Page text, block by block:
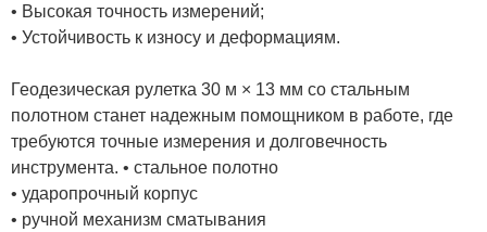
• Высокая точность измерений;
• Устойчивость к износу и деформациям.
Геодезическая рулетка 30 м × 13 мм со стальным
полотном станет надежным помощником в работе, где
требуются точные измерения и долговечность
инструмента. • стальное полотно
• ударопрочный корпус
• ручной механизм сматывания